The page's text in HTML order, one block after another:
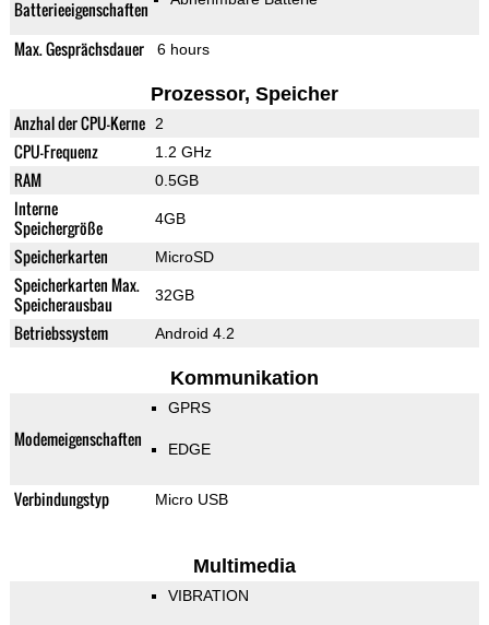
Batterieeigenschaften
Max. Gesprächsdauer 6 hours
Prozessor, Speicher
Anzhal der CPU-Kerne 2
CPU-Frequenz 1.2 GHz
RAM 0.5GB
Interne
Speichergröße
4GB
Speicherkarten MicroSD
Speicherkarten Max.
Speicherausbau
32GB
Betriebssystem Android 4.2
Kommunikation
Modemeigenschaften
GPRS
EDGE
Verbindungstyp Micro USB
Multimedia
VIBRATION